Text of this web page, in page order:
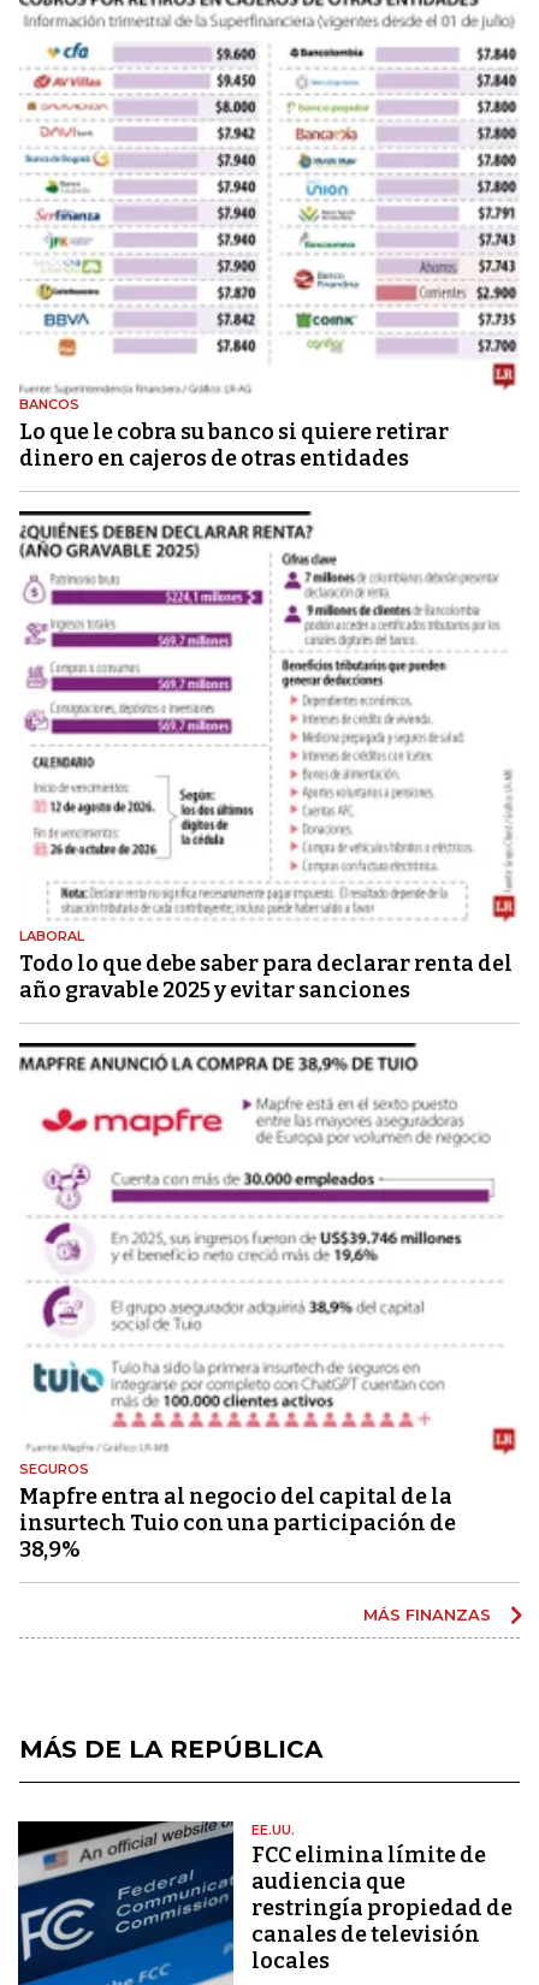
BANCOS
Lo que le cobra su banco si quiere retirar
dinero en cajeros de otras entidades
LABORAL
Todo lo que debe saber para declarar renta del
año gravable 2025 y evitar sanciones
SEGUROS
Mapfre entra al negocio del capital de la
insurtech Tuio con una participación de
38,9%
MÁS FINANZAS
MÁS DE LA REPÚBLICA
EE.UU.
FCC elimina límite de
audiencia que
restringía propiedad de
canales de televisión
locales